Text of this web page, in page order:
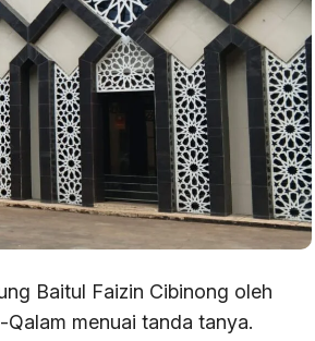
Baitul Faizin Cibinong oleh
menuai tanda tanya.